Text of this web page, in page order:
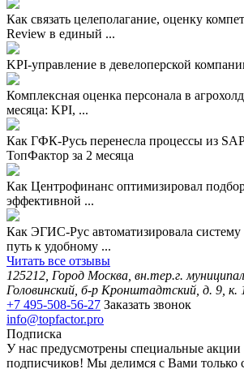
Как связать целеполагание, оценку
Review в единый ...
KPI-управление в девелоперской
Комплексная оценка персонала в
месяца: KPI, ...
Как ГФК-Русь перенесла процессы из
ТопФактор за 2 месяца
Как Центрофинанс оптимизировал
эффективной ...
Как ЭГИС-Рус автоматизировала
путь к удобному ...
Читать все отзывы
125212, Город Москва, вн.тер.г.
Головинский, б-р Кронштадтский, д. 9, к.
+7 495-508-56-27 Заказать звонок
info@topfactor.pro
Подписка
У нас предусмотрены специальные акции
подписчиков! Мы делимся с Вами только